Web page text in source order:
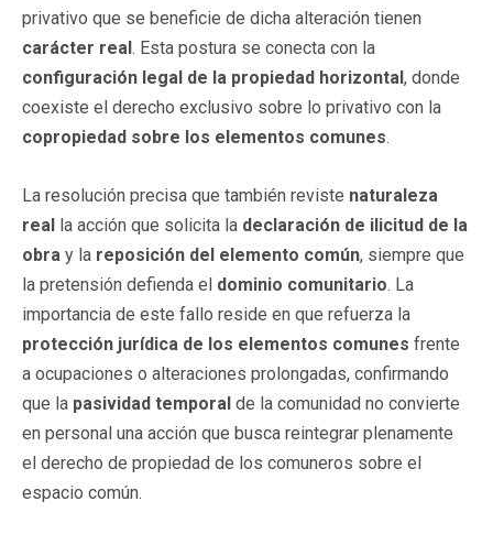
privativo que se beneficie de dicha alteración tienen
carácter real. Esta postura se conecta con la
configuración legal de la propiedad horizontal, donde
coexiste el derecho exclusivo sobre lo privativo con la
copropiedad sobre los elementos comunes.
La resolución precisa que también reviste naturaleza
real la acción que solicita la declaración de ilicitud de la
obra y la reposición del elemento común, siempre que
la pretensión defienda el dominio comunitario. La
importancia de este fallo reside en que refuerza la
protección jurídica de los elementos comunes frente
a ocupaciones o alteraciones prolongadas, confirmando
que la pasividad temporal de la comunidad no convierte
en personal una acción que busca reintegrar plenamente
el derecho de propiedad de los comuneros sobre el
espacio común.